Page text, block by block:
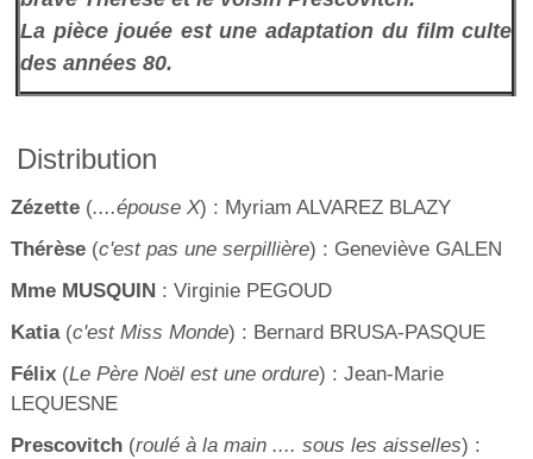
La pièce jouée est une adaptation du film culte
des années 80.
Distribution
Zézette(....épouse X) : Myriam ALVAREZ BLAZY
Thérèse(c'est pas une serpillière) : Geneviève GALEN
Mme MUSQUIN : Virginie PEGOUD
Katia(c'est Miss Monde) : Bernard BRUSA-PASQUE
Félix(Le Père Noël est une ordure) : Jean-Marie
LEQUESNE
Prescovitch(roulé à la main .... sous les aisselles) :